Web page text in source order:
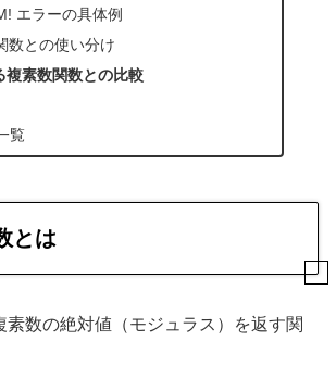
エラーの具体例
数との使い分け
複素数関数との比較
覧
とは
素数の絶対値（モジュラス）を返す関